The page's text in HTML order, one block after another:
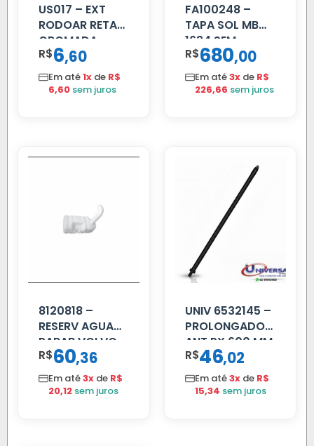
US017 – EXT
RODOAR RETA
CROMADA
R$6,60
Em até1x de R$
6,60 sem juros
FA100248 –
TAPA SOL MB
1634 SEM
SUPORTE FIBRA
R$680,00
Em até3x de R$
226,66 sem juros
8120818 –
RESERV AGUA
PARAB VOLVO
EDC
R$60,36
Em até3x de R$
20,12 sem juros
UNIV 6532145 –
PROLONGADOR
ANT PX 600 MM
FIBRA PRETA
R$46,02
Em até3x de R$
15,34 sem juros